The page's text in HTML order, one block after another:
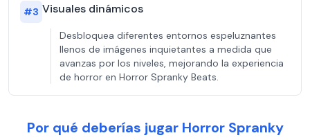
#3 Visuales dinámicos
Desbloquea diferentes entornos espeluznantes
llenos de imágenes inquietantes a medida que
avanzas por los niveles, mejorando la experiencia
de horror en Horror Spranky Beats.
Por qué deberías jugar Horror Spranky